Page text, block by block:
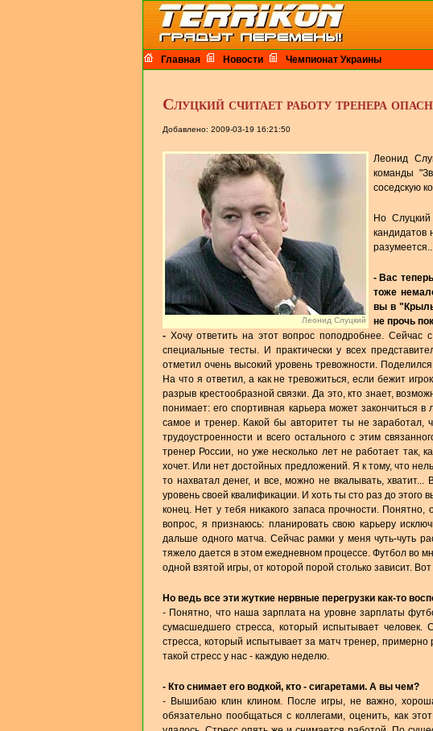
Главная Новости Чемпионат Украины
Слуцкий считает работу тренера
Добавлено: 2009-03-19 16:21:50
Леонид Слуцкий
Леонид
команды
соседскую
Но
кандидатов
- Вас
тоже
вы в
не прочь
- Хочу ответить на этот вопрос поподробнее.
специальные тесты. И практически у всех
отметил очень высокий уровень тревожности.
На что я ответил, а как не тревожиться, если бежит
разрыв крестообразной связки. Да это, кто знает,
понимает: его спортивная карьера может закончиться
самое и тренер. Какой бы авторитет ты не заработал,
трудоустроенности и всего остального с этим
тренер России, но уже несколько лет не работает так,
хочет. Или нет достойных предложений. Я к тому, что
то нахватал денег, и все, можно не вкалывать,
уровень своей квалификации. И хоть ты сто раз до этого
конец. Нет у тебя никакого запаса прочности. Понятно,
вопрос, я признаюсь: планировать свою карьеру
дальше одного матча. Сейчас рамки у меня чуть-чуть
тяжело дается в этом ежедневном процессе. Футбол во
одной взятой игры, от которой порой столько зависит.
Но ведь все эти жуткие нервные перегрузки как-то
- Понятно, что наша зарплата на уровне зарплаты
сумасшедшего стресса, который испытывает
стресса, который испытывает за матч тренер,
такой стресс у нас - каждую неделю.
- Кто снимает его водкой, кто - сигаретами. А вы чем?
- Вышибаю клин клином. После игры, не важно,
обязательно пообщаться с коллегами, оценить, как